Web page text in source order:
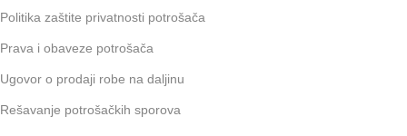
Politika zaštite privatnosti potrošača
Prava i obaveze potrošača
Ugovor o prodaji robe na daljinu
Rešavanje potrošačkih sporova